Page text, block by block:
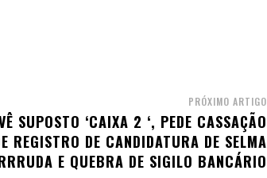
PRÓXIMO ARTIGO
SUPOSTO ‘CAIXA 2 ‘, PEDE CASSAÇÃO
REGISTRO DE CANDIDATURA DE SELMA
E QUEBRA DE SIGILO BANCÁRIO